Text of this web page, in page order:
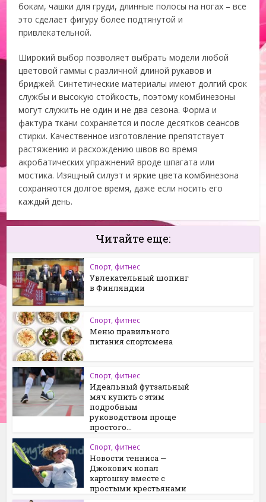
бокам, чашки для груди, длинные полосы на ногах – все
это сделает фигуру более подтянутой и
привлекательной.
Широкий выбор позволяет выбрать модели любой
цветовой гаммы с различной длиной рукавов и
бриджей. Синтетические материалы имеют долгий срок
службы и высокую стойкость, поэтому комбинезоны
могут служить не один и не два сезона. Форма и
фактура ткани сохраняется и после десятков сеансов
стирки. Качественное изготовление препятствует
растяжению и расхождению швов во время
акробатических упражнений вроде шпагата или
мостика. Изящный силуэт и яркие цвета комбинезона
сохраняются долгое время, даже если носить его
каждый день.
Читайте еще:
Спорт, фитнес
Увлекательный шопинг
в Финляндии
Спорт, фитнес
Меню правильного
питания спортсмена
Спорт, фитнес
Идеальный футзальный
мяч купить с этим
подробным
руководством проще
простого...
Спорт, фитнес
Новости тенниса —
Джокович копал
картошку вместе с
простыми крестьянами